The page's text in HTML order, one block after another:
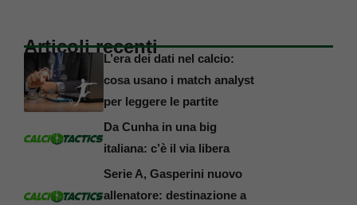
Articoli recenti
L’era dei dati nel calcio:
cosa usano i match analyst
per leggere le partite
Da Cunha in una big
italiana: c’è il via libera
Serie A, Gasperini nuovo
allenatore: destinazione a